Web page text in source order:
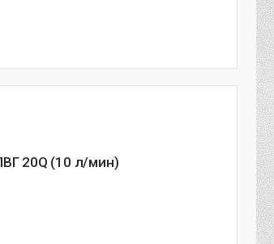
20Q (10 л/мин)